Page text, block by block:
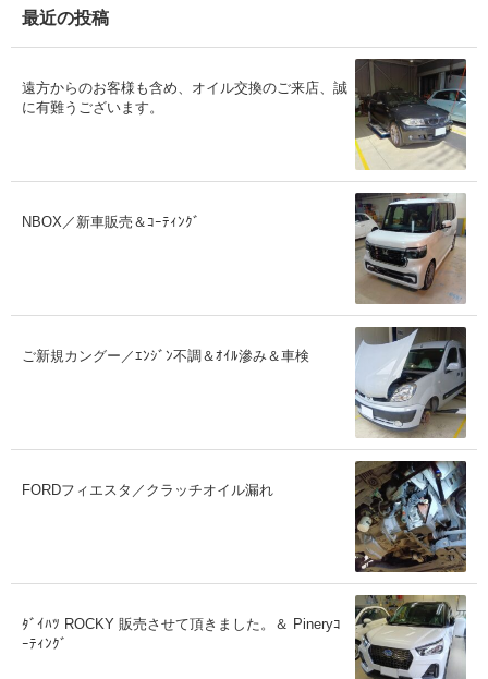
ブ
最近の投稿
遠方からのお客様も含め、オイル交換のご来店、誠
に有難うございます。
NBOX／新車販売＆ｺｰﾃｨﾝｸﾞ
ご新規カングー／ｴﾝｼﾞﾝ不調＆ｵｲﾙ滲み＆車検
FORDフィエスタ／クラッチオイル漏れ
ﾀﾞｲﾊﾂ ROCKY 販売させて頂きました。＆ Pineryｺ
ｰﾃｨﾝｸﾞ